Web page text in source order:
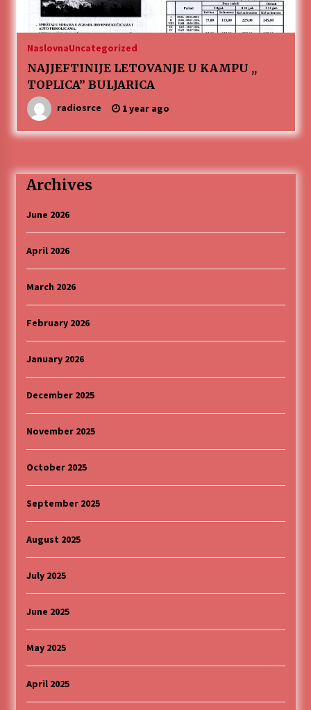
„Караван безбедности саобраћаја
3 months ago
SPORTSKA INFORMACIJA
3 months ago
Povratak u kancelarije časopisa Runway u filmu
NaslovnaUncategorized
NAJJEFTINIJE LETOVANJE U KAMPU ,,
TOPLICA” BULJARICA
radiosrce 1 year ago
Archives
June 2026
April 2026
March 2026
February 2026
January 2026
December 2025
November 2025
October 2025
September 2025
August 2025
July 2025
June 2025
May 2025
April 2025